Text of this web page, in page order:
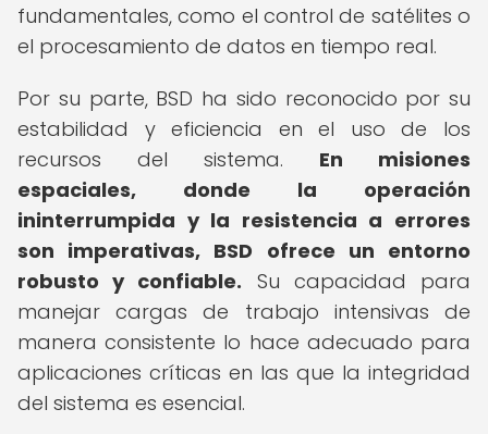
fundamentales, como el control de satélites o
el procesamiento de datos en tiempo real.
Por su parte, BSD ha sido reconocido por su
estabilidad y eficiencia en el uso de los
recursos del sistema. En misiones
espaciales, donde la operación
ininterrumpida y la resistencia a errores
son imperativas, BSD ofrece un entorno
robusto y confiable. Su capacidad para
manejar cargas de trabajo intensivas de
manera consistente lo hace adecuado para
aplicaciones críticas en las que la integridad
del sistema es esencial.